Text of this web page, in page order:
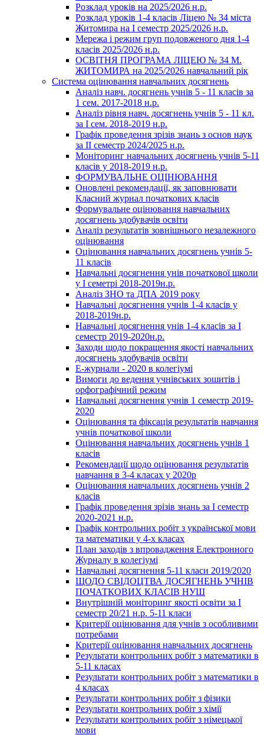
Розклад уроків на 2025/2026 н.р.
Розклад уроків 1-4 класів Ліцею № 34 міста
Житомира на І семестр 2025/2026 н.р.
Мережа і режим груп подовженого дня 1-4
класів 2025/2026 н.р.
ОСВІТНЯ ПРОГРАМА ЛІЦЕЮ № 34 М.
ЖИТОМИРА на 2025/2026 навчальний рік
Система оцінювання навчальних досягнень
Аналіз навч. досягнень учнів 5 - 11 класів за
1 сем. 2017-2018 н.р.
Аналіз рівня навч. досягнень учнів 5 - 11 кл.
за І сем. 2018-2019 н.р.
Графік проведення зрізів знань з основ наук
за ІІ семестр 2024/2025 н.р.
Моніторинг навчальних досягнень учнів 5-11
класів у 2018-2019 н.р.
ФОРМУВАЛЬНЕ ОЦІНЮВАННЯ
Оновлені рекомендації, як заповнювати
Класний журнал початкових класів
Формувальне оцінювання навчальних
досягнень здобувачів освіти
Аналіз результатів зовнішнього незалежного
оцінювання
Оцінювання навчальних досягнень учнів 5-
11 класів
Навчальні досягнення унів початкової щколи
у І семетрі 2018-2019н.р.
Аналіз ЗНО та ДПА 2019 року
Навчальні досягнення учнів 1-4 класів у
2018-2019н.р.
Навчальні досягнення унів 1-4 класів за І
семестр 2019-2020н.р.
Заходи щодо покращення якості навчальних
досягнень здобувачів освіти
Е-журнали - 2020 в колегіумі
Вимоги до ведення учнівських зошитів і
орфографічний режим
Навчальні досягнення учнів 1 семестр 2019-
2020
Оцінювання та фіксація результатів навчання
учнів початкової школи
Оцінювання навчальних досягнень учнів 1
класів
Рекомендації щодо оцінювання результатів
навчання в 3-4 класах у 2020р
Оцінювання навчальних досягнень учнів 2
класів
Графік проведення зрізів знань за І семестр
2020-2021 н.р.
Графік контрольних робіт з української мови
та математики у 4-х класах
План заходів з впровадження Електронного
Журналу в колегіумі
Навчальні досягнення 5-11 класи 2019/2020
ЩОДО СВІДОЦТВА ДОСЯГНЕНЬ УЧНІВ
ПОЧАТКОВИХ КЛАСІВ НУШ
Внутрішній моніторинг якості освіти за І
семестр 20/21 н.р. 5-11 класи
Критерії оцінювання для учнів з особливими
потребами
Критерії оцінювання навчальних досягнень
Результати контрольних робіт з математики в
5-11 класах
Результати контрольних робіт з математики в
4 класах
Результати контрольних робіт з фізики
Результати контрольних робіт з хімії
Результати контрольних робіт з німецької
мови